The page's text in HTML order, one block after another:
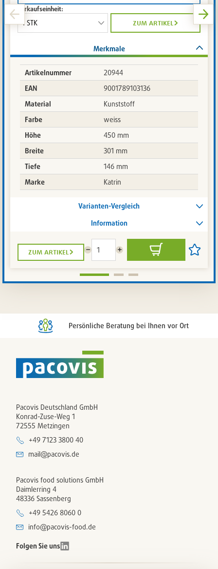
Verkaufseinheit:
zum artikel
Merkmale
Artikelnummer
20944
EAN
9001789103136
Material
Kunststoff
Farbe
weiss
Höhe
450 mm
Breite
301 mm
Tiefe
146 mm
Marke
Katrin
Varianten-Vergleich
Information
zum artikel
Menge
reduzieren
Menge
erhöhen
In
den
Artikel
setzen
Persönliche Beratung bei Ihnen vor Ort
Pacovis Deutschland GmbH
Konrad-Zuse-Weg 1
72555 Metzingen
+49 7123 3800 40
mail@pacovis.de
Pacovis food solutions GmbH
Daimlerring 4
48336 Sassenberg
+49 5426 8060 0
info@pacovis-food.de
Folgen Sie uns